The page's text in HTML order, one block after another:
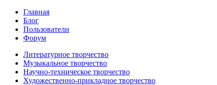
Главная
Блог
Пользователи
Форум
Литературное творчество
Музыкальное творчество
Научно-техническое творчество
Художественно-прикладное творчество